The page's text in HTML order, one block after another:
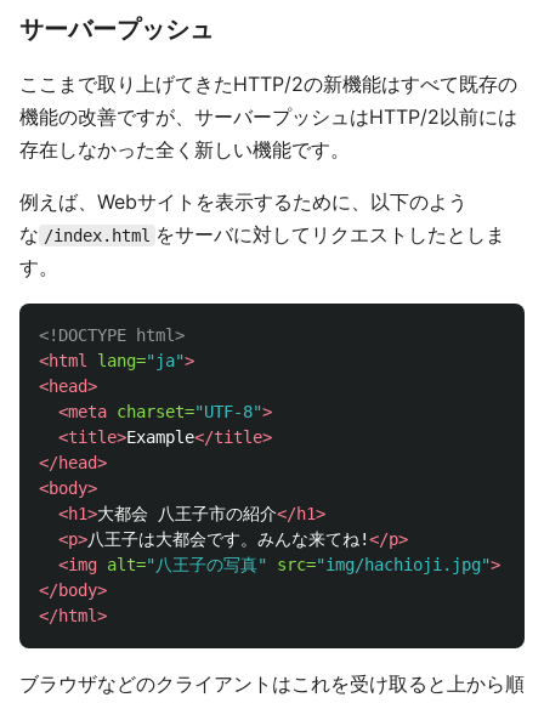
サーバープッシュ
ここまで取り上げてきたHTTP/2の新機能はすべて既存の
機能の改善ですが、サーバープッシュはHTTP/2以前には
存在しなかった全く新しい機能です。
例えば、Webサイトを表示するために、以下のよう
な /index.html をサーバに対してリクエストしたとしま
す。
<!DOCTYPE html>
<html
lang="ja">
<head>
<meta charset="UTF-8">
<title>Example</title>
</head>
<body>
<h1>大都会 八王子市の紹介</h1>
<p>八王子は大都会です。みんな来てね!</p>
<img alt="八王子の写真" src="img/hachioji.jpg">
</body>
</html>
ブラウザなどのクライアントはこれを受け取ると上から順